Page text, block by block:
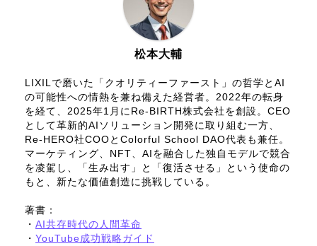
松本大輔
LIXILで磨いた「クオリティーファースト」の哲学とAI
の可能性への情熱を兼ね備えた経営者。2022年の転身
を経て、2025年1月にRe-BIRTH株式会社を創設。CEO
として革新的AIソリューション開発に取り組む一方、
Re-HERO社COOとColorful School DAO代表も兼任。
マーケティング、NFT、AIを融合した独自モデルで競合
を凌駕し、「生み出す」と「復活させる」という使命の
もと、新たな価値創造に挑戦している。
著書：
・ AI共存時代の人間革命
・ YouTube成功戦略ガイド